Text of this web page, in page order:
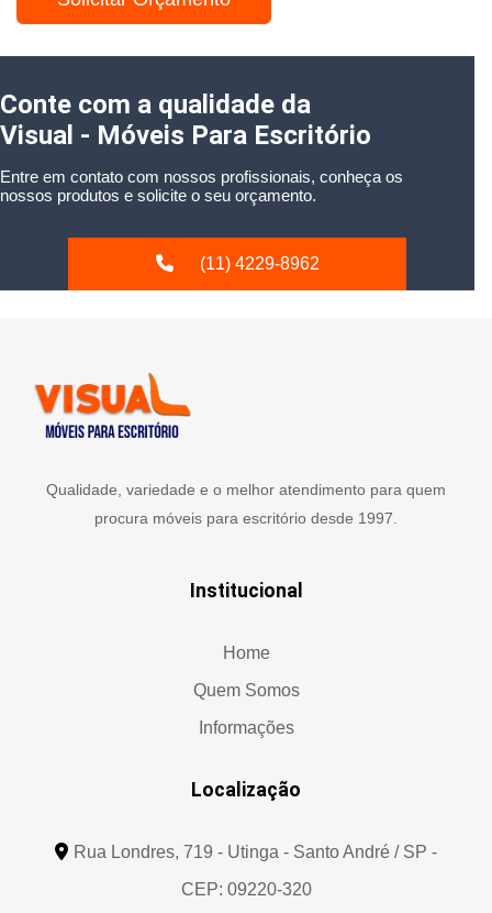
Conte com a qualidade da
Visual - Móveis Para Escritório
Entre em contato com nossos profissionais, conheça os
nossos produtos e solicite o seu orçamento.
(11) 4229-8962
Qualidade, variedade e o melhor atendimento para quem
procura móveis para escritório desde 1997.
Institucional
Home
Quem Somos
Informações
Localização
Rua Londres, 719 - Utinga - Santo André / SP -
CEP: 09220-320